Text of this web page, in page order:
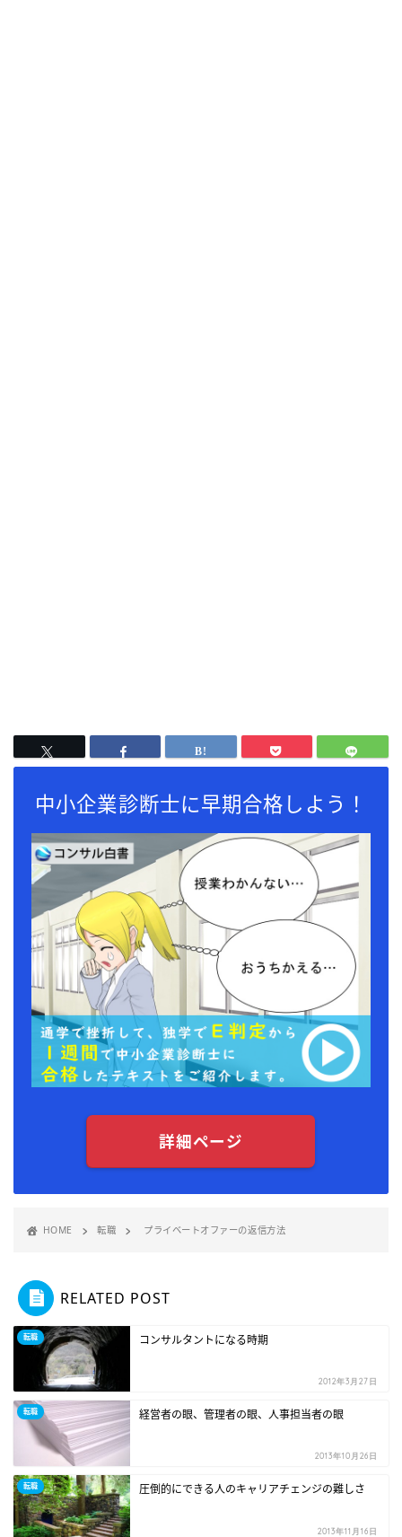
中小企業診断士に早期合格しよう！
詳細ページ
HOME 転職 プライベートオファーの返信方法
RELATED POST
転職 コンサルタントになる時期
2012年3月27日
転職 経営者の眼、管理者の眼、人事担当者の眼
2013年10月26日
転職 圧倒的にできる人のキャリアチェンジの難しさ
2013年11月16日